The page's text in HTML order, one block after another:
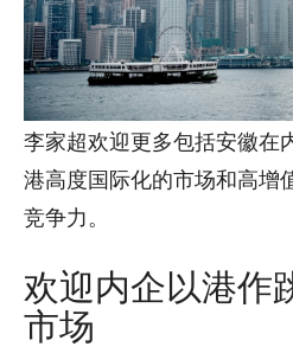
李家超欢迎更多包括安徽在
港高度国际化的市场和高增
竞争力。
欢迎内企以港作
市场